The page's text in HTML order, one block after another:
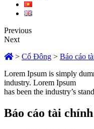
Previous
Next
> Cổ Đông > Báo cáo
Lorem Ipsum is simply
industry. Lorem Ipsum
has been the industry’s
Báo cáo tài chính